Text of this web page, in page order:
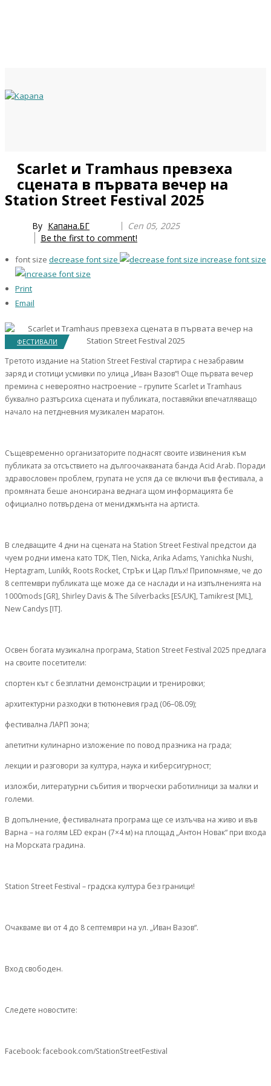
Scarlet и Tramhaus превзеха
сцената в първата вечер на
Station Street Festival 2025
By Капана.БГ
Сеп 05, 2025
Be the first to comment!
font size decrease font size increase font size
Print
Email
ФЕСТИВАЛИ
Третото издание на Station Street Festival стартира с незабравим
заряд и стотици усмивки по улица „Иван Вазов“! Още първата вечер
премина с невероятно настроение – групите Scarlet и Tramhaus
буквално разтърсиха сцената и публиката, поставяйки впечатляващо
начало на петдневния музикален маратон.
Същевременно организаторите поднасят своите извинения към
публиката за отсъствието на дългоочакваната банда Acid Arab. Поради
здравословен проблем, групата не успя да се включи във фестивала, а
промяната беше анонсирана веднага щом информацията бе
официално потвърдена от мениджмънта на артиста.
В следващите 4 дни на сцената на Station Street Festival предстои да
чуем родни имена като TDK, Tlen, Nicka, Arika Adams, Yanichka Nushi,
Heptagram, Lunikk, Roots Rocket, СтрЪк и Цар Плъх! Припомняме, че до
8 септември публиката ще може да се наслади и на изпълненията на
1000mods [GR], Shirley Davis & The Silverbacks [ES/UK], Tamikrest [ML],
New Candys [IT].
Освен богата музикална програма, Station Street Festival 2025 предлага
на своите посетители:
спортен кът с безплатни демонстрации и тренировки;
архитектурни разходки в тютюневия град (06–08.09);
фестивална ЛАРП зона;
апетитни кулинарно изложение по повод празника на града;
лекции и разговори за култура, наука и киберсигурност;
изложби, литературни събития и творчески работилници за малки и
големи.
В допълнение, фестивалната програма ще се излъчва на живо и във
Варна – на голям LED екран (7×4 м) на площад „Антон Новак“ при входа
на Морската градина.
Station Street Festival – градска култура без граници!
Очакваме ви от 4 до 8 септември на ул. „Иван Вазов“.
Вход свободен.
Следете новостите:
Facebook: facebook.com/StationStreetFestival
Previous
Year
Previous
Month
Year
Month